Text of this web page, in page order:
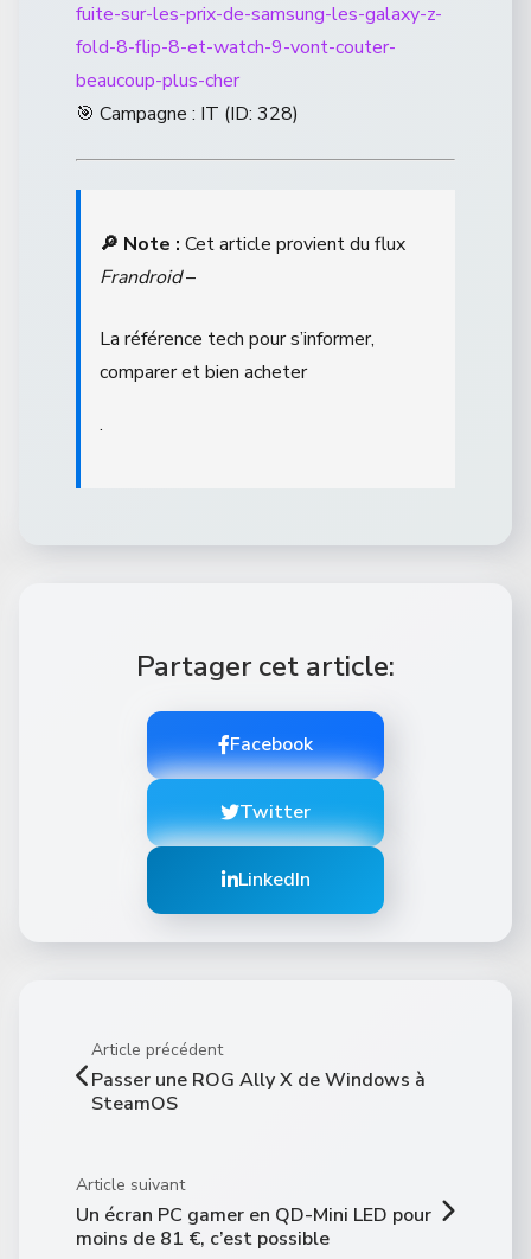
fuite-sur-les-prix-de-samsung-les-galaxy-z-
fold-8-flip-8-et-watch-9-vont-couter-
beaucoup-plus-cher
🎯 Campagne : IT (ID: 328)
🔎 Note : Cet article provient du flux
Frandroid–
La référence tech pour s’informer,
comparer et bien acheter
.
Partager cet article:
Facebook
Twitter
LinkedIn
Article précédent
Passer une ROG Ally X de Windows à
SteamOS
Article suivant
Un écran PC gamer en QD-Mini LED pour
moins de 81 €, c’est possible